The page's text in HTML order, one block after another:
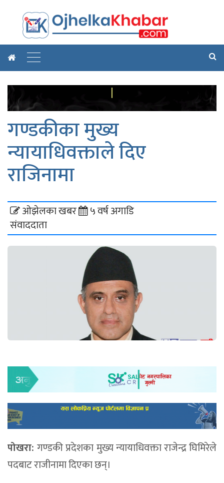
गण्डकीका मुख्य
न्यायाधिवक्ताले दिए
राजिनामा
ओझेलका खबर
संवाददाता
५ वर्ष अगाडि
पोखरा:गण्डकी प्रदेशका मुख्य न्यायाधिवक्ता राजेन्द्र घिमिरेले
पदबाट राजीनामा दिएका छन्।